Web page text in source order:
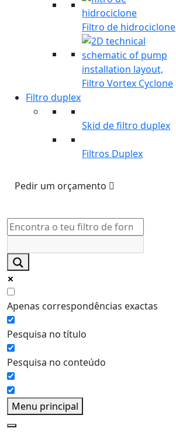
Filtro de hidrociclone
Filtro Vortex Cyclone
Filtro duplex
Skid de filtro duplex
Filtros Duplex
Pedir um orçamento
Apenas correspondências exactas
Pesquisa no título
Pesquisa no conteúdo
Menu principal